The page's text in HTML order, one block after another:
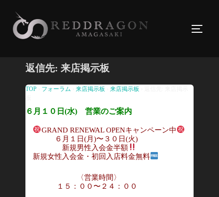
返信先: 来店掲示板
TOP フォーラム 来店掲示板 来店掲示板
６月１０日(水) 営業のご案内
GRAND RENEWAL OPENキャンペーン中
６月１日(月)〜３０日(火)
新規男性入会金半額
新規女性入会金・初回入店料金無料
〈営業時間〉
１５：００〜２４：００